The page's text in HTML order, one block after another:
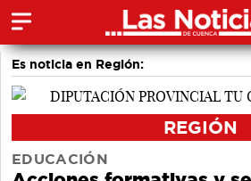
Es noticia en Región:
REGIÓN
EDUCACIÓN